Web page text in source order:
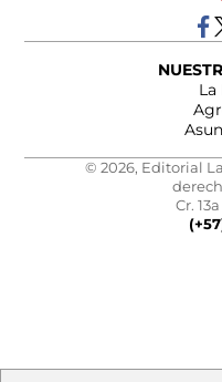
La
© 2026, Editorial
Cr.